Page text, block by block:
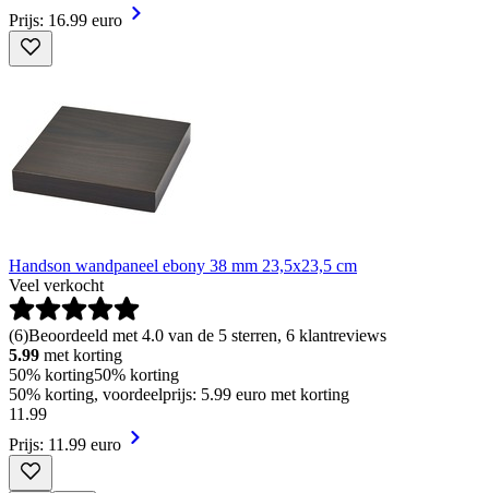
Prijs: 16.99 euro
Handson wandpaneel ebony 38 mm 23,5x23,5 cm
Veel verkocht
(6)Beoordeeld met 4.0 van de 5 sterren, 6 klantreviews
5.99 met korting
50% korting50% korting
50% korting, voordeelprijs: 5.99 euro met korting
11 .99
Prijs: 11.99 euro